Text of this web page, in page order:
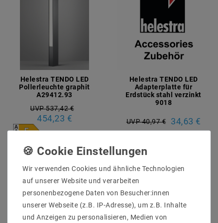
Helestra TENDO LED
Pollerleuchte graphit
A29412.93
UVP 537,42 €
454,23 €
Artikel anzeigen
Helestra TENDO LED
Adapterplatte für
Erdstück stahl verzinkt
9018
UVP 40,97 € 34,63 €
Artikel anzeigen
Wir verwenden Cookies und ähnliche Technologien
auf unserer Website und verarbeiten
personenbezogene Daten von Besucher:innen
unserer Webseite (z.B. IP-Adresse), um z.B. Inhalte
und Anzeigen zu personalisieren, Medien von